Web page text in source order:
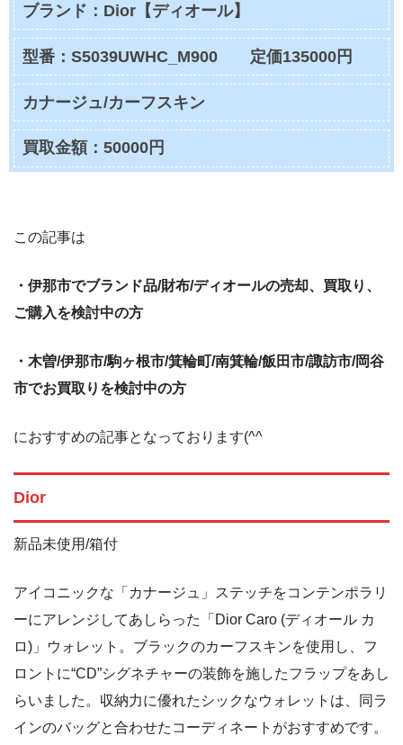
ブランド：Dior【ディオール】
型番：S5039UWHC_M900 定価135000円
カナージュ/カーフスキン
買取金額：50000円
この記事は
・伊那市でブランド品/財布/ディオールの売却、買取り、
ご購入を検討中の方
・木曽/伊那市/駒ヶ根市/箕輪町/南箕輪/飯田市/諏訪市/岡谷
市でお買取りを検討中の方
におすすめの記事となっております(^^
Dior
新品未使用/箱付
アイコニックな「カナージュ」ステッチをコンテンポラリ
ーにアレンジしてあしらった「Dior Caro (ディオール カ
ロ)」ウォレット。ブラックのカーフスキンを使用し、フ
ロントに“CD”シグネチャーの装飾を施したフラップをあし
らいました。収納力に優れたシックなウォレットは、同ラ
インのバッグと合わせたコーディネートがおすすめです。